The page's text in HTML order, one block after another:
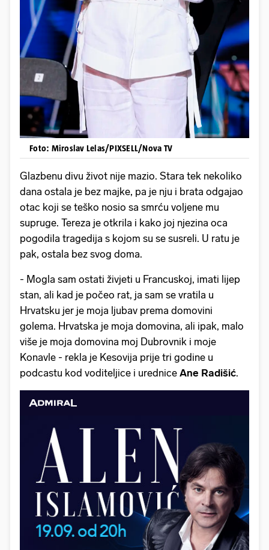
Foto: Miroslav Lelas/PIXSELL/Nova TV
Glazbenu divu život nije mazio. Stara tek nekoliko
dana ostala je bez majke, pa je nju i brata odgajao
otac koji se teško nosio sa smrću voljene mu
supruge. Tereza je otkrila i kako joj njezina oca
pogodila tragedija s kojom su se susreli. U ratu je
pak, ostala bez svog doma.
- Mogla sam ostati živjeti u Francuskoj, imati lijep
stan, ali kad je počeo rat, ja sam se vratila u
Hrvatsku jer je moja ljubav prema domovini
golema. Hrvatska je moja domovina, ali ipak, malo
više je moja domovina moj Dubrovnik i moje
Konavle - rekla je Kesovija prije tri godine u
podcastu kod voditeljice i urednice Ane Radišić.